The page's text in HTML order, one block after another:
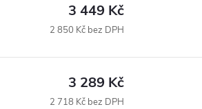
3 449 Kč
2 850 Kč bez DPH
3 289 Kč
2 718 Kč bez DPH